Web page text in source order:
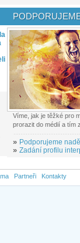
Víme, jak je těžké pro
prorazit do médií a tím
» Podporujeme
» Zadání profilu
Partneři Kontakty